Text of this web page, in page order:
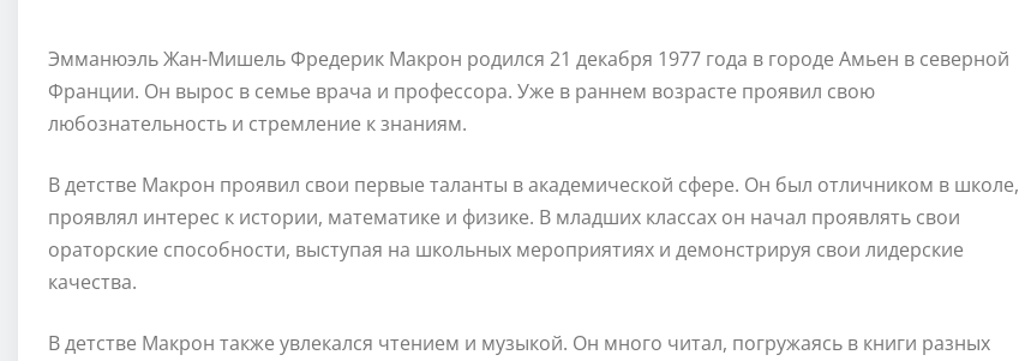
Эмманюэль Жан-Мишель Фредерик Макрон родился 21 декабря 1977 года в городе Амьен в северной
Франции. Он вырос в семье врача и профессора. Уже в раннем возрасте проявил свою
любознательность и стремление к знаниям.
В детстве Макрон проявил свои первые таланты в академической сфере. Он был отличником в школе,
проявлял интерес к истории, математике и физике. В младших классах он начал проявлять свои
ораторские способности, выступая на школьных мероприятиях и демонстрируя свои лидерские
качества.
В детстве Макрон также увлекался чтением и музыкой. Он много читал, погружаясь в книги разных